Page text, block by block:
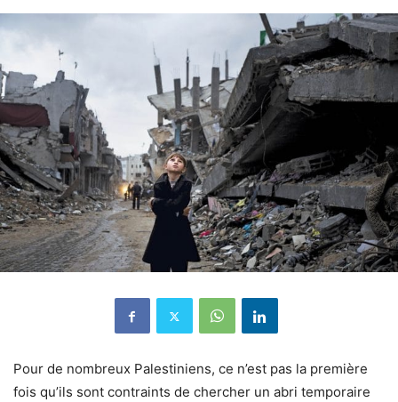
Pour de nombreux Palestiniens, ce n’est pas la première
fois qu’ils sont contraints de chercher un abri temporaire